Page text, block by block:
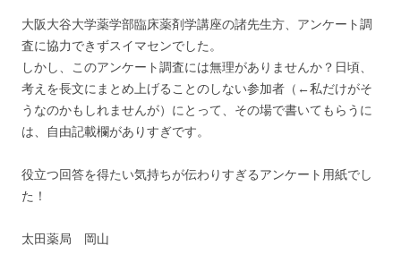
大阪大谷大学薬学部臨床薬剤学講座の諸先生方、アンケート調
査に協力できずスイマセンでした。
しかし、このアンケート調査には無理がありませんか？日頃、
考えを長文にまとめ上げることのしない参加者（←私だけがそ
うなのかもしれませんが）にとって、その場で書いてもらうに
は、自由記載欄がありすぎです。
役立つ回答を得たい気持ちが伝わりすぎるアンケート用紙でし
た！
太田薬局 岡山